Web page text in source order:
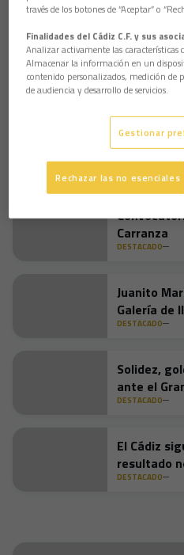
dado”.
Por otro lado, David Navarro,
Ayuntamiento de Cádiz,
nombraríamos a la afición
humanidad porque no hay
nuestra”.
Finalmente, Lourdes Acosta,
que “es un premio realmente
compromiso y el esfuerzo de
propios oyentes”.
Carranza
DESTACADO
Juanito
Galería de
DESTACADO
Solidez,
ante el
DESTACADO
El Cádiz
resultado
DESTACADO
través de los botones de “Aceptar” o
Finalidades del Cádiz C.F. y sus
Analizar activamente las
Almacenar la información en un
contenido personalizados, medición de
de audiencia y desarrollo de servicios.
Gestionar
Rechazar las no esenciales